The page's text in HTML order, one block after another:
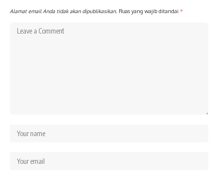
Alamat email Anda tidak akan dipublikasikan. Ruas yang wajib ditandai *